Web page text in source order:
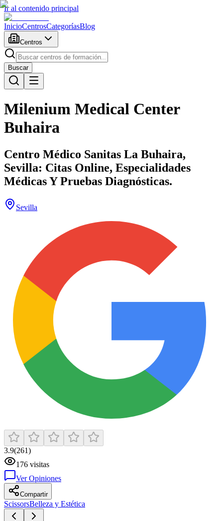
Ir al contenido principal
InicioCentrosCategoríasBlog
Centros
Buscar
Milenium Medical Center
Buhaira
Centro Médico Sanitas La Buhaira,
Sevilla: Citas Online, Especialidades
Médicas Y Pruebas Diagnósticas.
Sevilla
3.9(261)
176 visitas
Ver Opiniones
Compartir
ScissorsBelleza y Estética